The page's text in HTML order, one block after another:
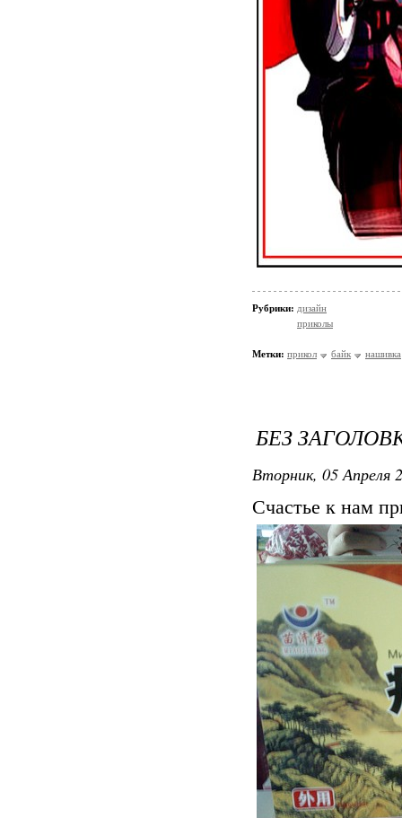
Рубрики: дизайн
приколы
Метки: прикол байк нашивка
БЕЗ
Вторник, 05 Апреля
Счастье к нам